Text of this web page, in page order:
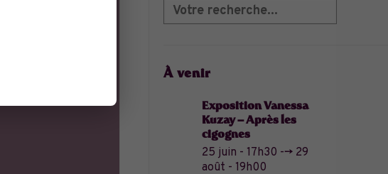
À venir
Exposition Vanessa
Kuzay – Après les
cigognes
25 juin - 17h30 --> 29
août - 19h00